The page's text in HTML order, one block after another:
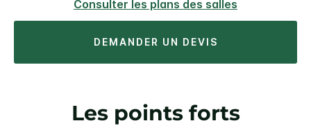
Consulter les plans des salles
DEMANDER UN DEVIS
Les points forts